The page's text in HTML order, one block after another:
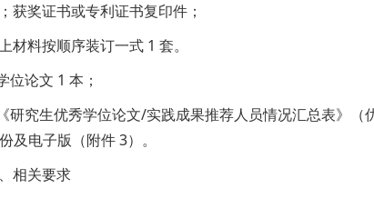
获奖证书或专利证书复印件；
材料按顺序装订一式 1 套。
位论文 1 本；
研究生优秀学位论文/实践成果推荐人员情况汇总表》
及电子版（附件 3）。
相关要求